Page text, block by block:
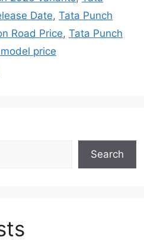
Date, Tata Punch
Road Price, Tata Punch
price
Search